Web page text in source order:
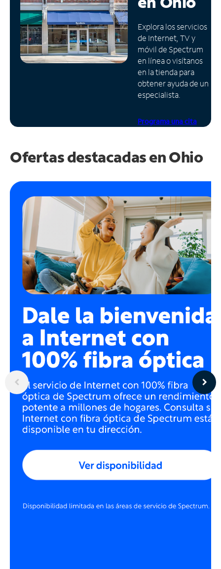
Administrar
cuenta
Encuentra
una
tienda
Explora los servicios
de Internet, TV y
móvil de Spectrum
en línea o visítanos
en la tienda para
obtener ayuda de un
especialista.
Programa una cita
Ofertas destacadas enOhio